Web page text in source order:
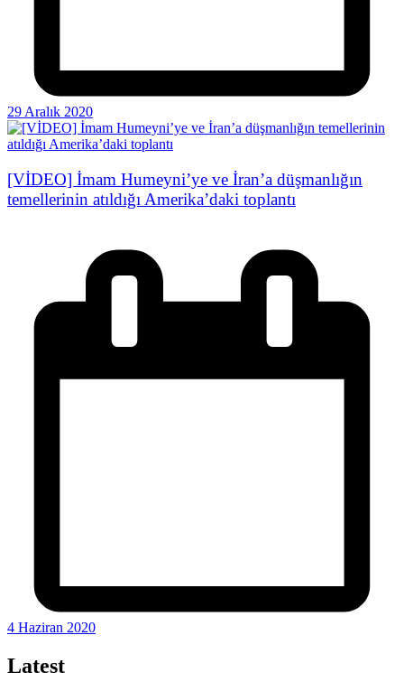
29 Aralık 2020
[VİDEO] İmam Humeyni’ye ve İran’a düşmanlığın
temellerinin atıldığı Amerika’daki toplantı
4 Haziran 2020
Latest